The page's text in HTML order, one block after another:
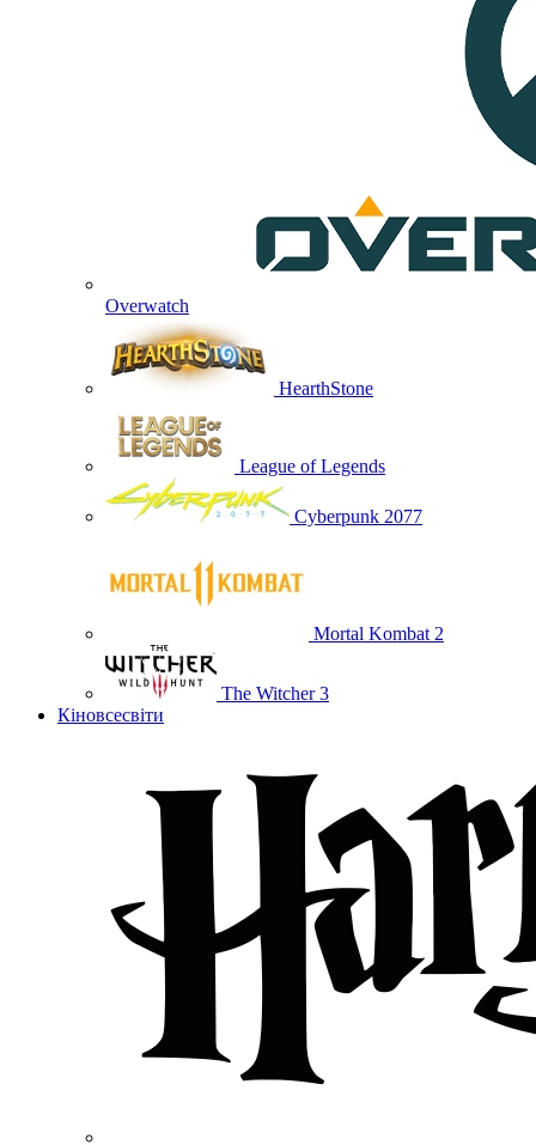
Overwatch
HearthStone
League of Legends
Cyberpunk 2077
Mortal Kombat 2
The Witcher 3
Кіновсесвіти